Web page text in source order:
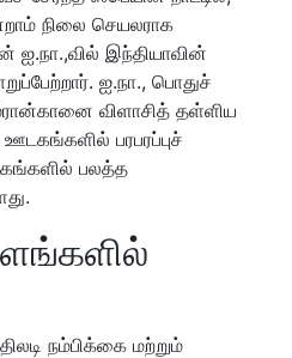
நிலை செயலராக
ஐ.நா.,வில் இந்தியாவின்
ஐ.நா., பொதுச்
விளாசித் தள்ளிய
பரபரப்புச்
பலத்த
நம்பிக்கை மற்றும்